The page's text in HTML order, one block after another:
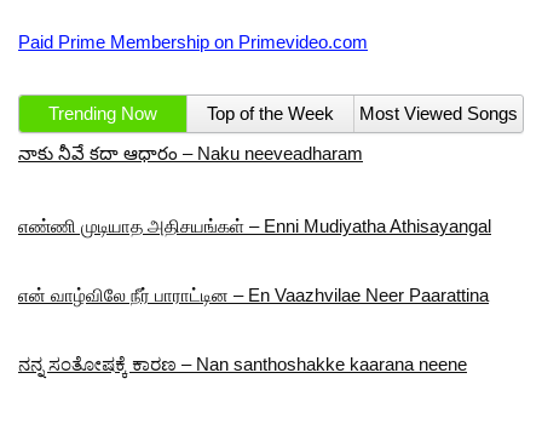
Paid Prime Membership on Primevideo.com
Trending Now Top of the Week
Most Viewed Songs
నాకు నీవే కదా ఆధారం – Naku neeveadharam
எண்ணி முடியாத அதிசயங்கள் – Enni Mudiyatha Athisayangal
என் வாழ்விலே நீர் பாராட்டின – En Vaazhvilae Neer Paarattina
ನನ್ನ ಸಂತೋಷಕ್ಕೆ ಕಾರಣ – Nan santhoshakke kaarana neene